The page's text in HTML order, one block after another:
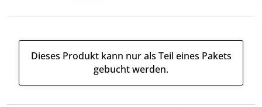
Dieses Produkt kann nur als Teil eines Pakets
gebucht werden.